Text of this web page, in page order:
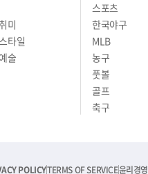
미
타일
술
스포츠
한국야구
MLB
농구
풋볼
골프
축구
POLICYTERMS OF SERVICE윤리경영